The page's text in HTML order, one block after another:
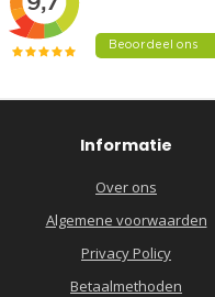
Informatie
Over ons
Algemene voorwaarden
Privacy Policy
Betaalmethoden